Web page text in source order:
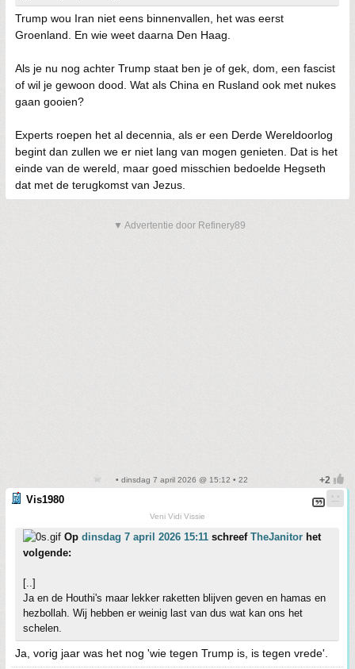
Trump wou Iran niet eens binnenvallen, het was eerst
Groenland. En wie weet daarna Den Haag.
Als je nu nog achter Trump staat ben je of gek, dom, een fascist
of wil je gewoon dood. Wat als China en Rusland ook met nukes
gaan gooien?
Experts roepen het al decennia, als er een Derde Wereldoorlog
begint dan zullen we er niet lang van mogen genieten. Dat is het
einde van de wereld, maar goed misschien bedoelde Hegseth
dat met de terugkomst van Jezus.
▼ Advertentie door Refinery89
• dinsdag 7 april 2026 @ 15:12 • 22
Vis1980
Veni Vidi Vissie
Op dinsdag 7 april 2026 15:11 schreef TheJanitor het
volgende:
[..]
Ja en de Houthi's maar lekker raketten blijven geven en hamas en
hezbollah. Wij hebben er weinig last van dus wat kan ons het
schelen.
Ja, vorig jaar was het nog 'wie tegen Trump is, is tegen vrede'.